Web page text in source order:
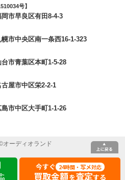
今すぐ 24時間・ 写メ対応
買取金額を査定する
号】
市早良区有田8-4-3
市中央区南一条西16-1-323
市青葉区本町1-5-28
屋市中区栄2-2-1
市中区大手町1-1-26
オーディオランド